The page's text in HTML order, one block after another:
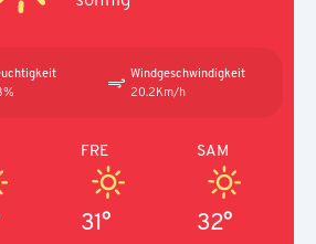
Windgeschwindigkeit
20.2Km/h
FRE
31°
SAM
32°